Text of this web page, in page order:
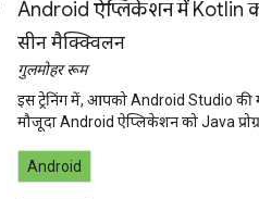
Android ऐप्लिकेशन में Kotlin
सीन मैक्क्विलन
गुलमोहर रूम
इस ट्रेनिंग में, आपको Android Studio
मौजूदा Android ऐप्लिकेशन को Java
Android